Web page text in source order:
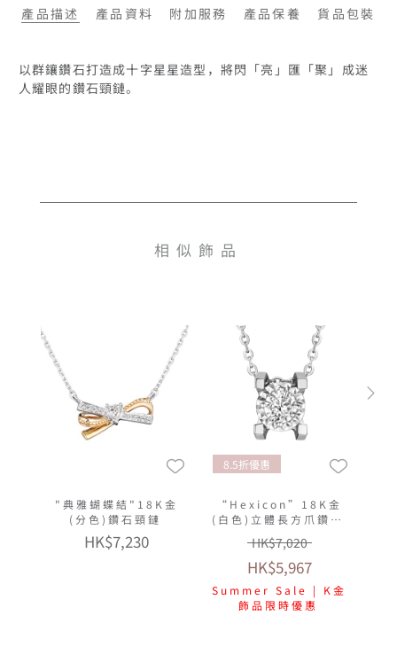
產品描述 產品資料 附加服務 產品保養 貨品包裝
以群鑲鑽石打造成十字星星造型，將閃「亮」匯「聚」成迷
相似飾品
"典雅蝴蝶結"18K金
(分色)鑽石頸鏈
HK$7,230
8.5折優惠
“Hexicon”18K金
(白色)立體長方爪鑽石
頸鏈(放閃車花工藝)
HK$7,020
HK$5,967
Summer Sale | K金
飾品限時優惠